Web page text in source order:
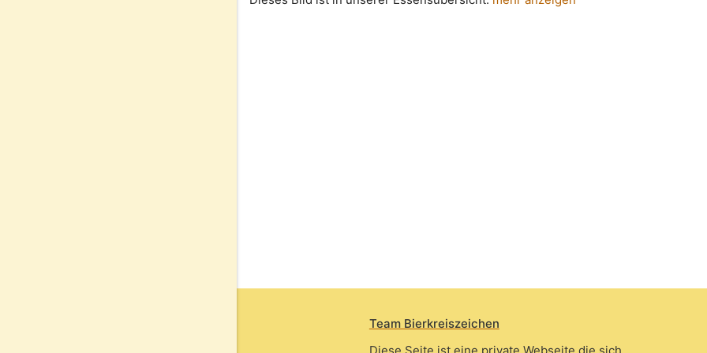
Team Bierkreiszeichen
Diese Seite ist eine private Webseite die sich